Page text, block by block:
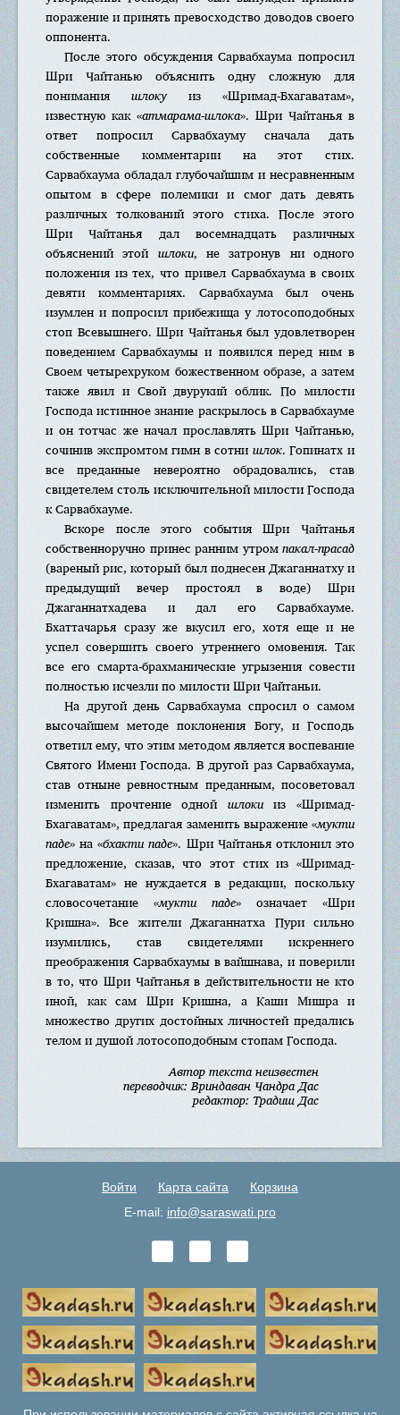
поражение и принять превосходство доводов своего
оппонента.
После этого обсуждения Сарвабхаума попросил
Шри Чайтанью объяснить одну сложную для
понимания шлокуиз «Шримад-Бхагаватам»,
известную как «атмарама-шлока». Шри Чайтанья в
ответ попросил Сарвабхауму сначала дать
собственные комментарии на этот стих.
Сарвабхаума обладал глубочайшим и несравненным
опытом в сфере полемики и смог дать девять
различных толкований этого стиха. После этого
Шри Чайтанья дал восемнадцать различных
объяснений этой шлоки, не затронув ни одного
положения из тех, что привел Сарвабхаума в своих
девяти комментариях. Сарвабхаума был очень
изумлен и попросил прибежища у лотосоподобных
стоп Всевышнего. Шри Чайтанья был удовлетворен
поведением Сарвабхаумы и появился перед ним в
Своем четырехруком божественном образе, а затем
также явил и Свой двурукий облик. По милости
Господа истинное знание раскрылось в Сарвабхауме
и он тотчас же начал прославлять Шри Чайтанью,
сочинив экспромтом гимн в сотни шлок. Гопинатх и
все преданные невероятно обрадовались, став
свидетелем столь исключительной милости Господа
к Сарвабхауме.
Вскоре после этого события Шри Чайтанья
собственноручно принес ранним утромпакал-прасад
(вареный рис, который был поднесен Джаганнатху и
предыдущий вечер простоял в воде) Шри
Джаганнатхадева и дал его Сарвабхауме.
Бхаттачарья сразу же вкусил его, хотя еще и не
успел совершить своего утреннего омовения. Так
все его смарта-брахманические угрызения совести
полностью исчезли по милости Шри Чайтаньи.
На другой день Сарвабхаума спросил о самом
высочайшем методе поклонения Богу, и Господь
ответил ему, что этим методом является воспевание
Святого Имени Господа. В другой раз Сарвабхаума,
став отныне ревностным преданным, посоветовал
изменить прочтение одной шлокииз «Шримад-
Бхагаватам», предлагая заменить выражение «мукти
паде» на «бхакти паде». Шри Чайтанья отклонил это
предложение, сказав, что этот стих из «Шримад-
Бхагаватам» не нуждается в редакции, поскольку
словосочетание «мукти паде» означает «Шри
Кришна». Все жители Джаганнатха Пури сильно
изумились, став свидетелями искреннего
преображения Сарвабхаумы в вайшнава, и поверили
в то, что Шри Чайтанья в действительности не кто
иной, как сам Шри Кришна, а Каши Мишра и
множество других достойных личностей предались
телом и душой лотосоподобным стопам Господа.
Автор текста неизвестен
переводчик: Вриндаван Чандра Дас
редактор: Традиш Дас
Войти Карта сайта
Корзина
E-mail: info@saraswati.pro